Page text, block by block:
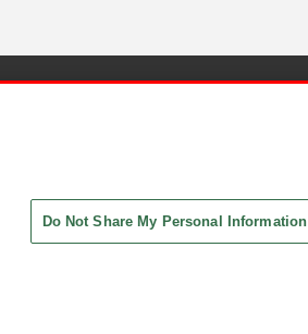
Do Not Share My Personal Information